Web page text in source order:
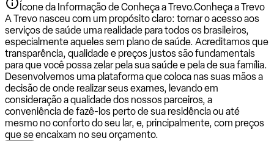
Ícone da Informação de Conheça a Trevo.Conheça a Trevo
A Trevo nasceu com um propósito claro: tornar o acesso aos
serviços de saúde uma realidade para todos os brasileiros,
especialmente aqueles sem plano de saúde. Acreditamos que
transparência, qualidade e preços justos são fundamentais
para que você possa zelar pela sua saúde e pela de sua família.
Desenvolvemos uma plataforma que coloca nas suas mãos a
decisão de onde realizar seus exames, levando em
consideração a qualidade dos nossos parceiros, a
conveniência de fazê-los perto de sua residência ou até
mesmo no conforto do seu lar, e, principalmente, com preços
que se encaixam no seu orçamento.